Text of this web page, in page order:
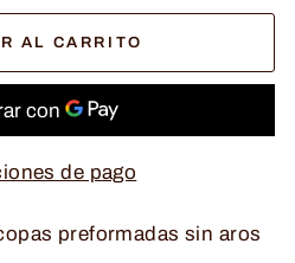
AL CARRITO
de pago
preformadas sin aros